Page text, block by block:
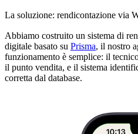
La soluzione: rendicontazione via
Abbiamo costruito un sistema di
digitale basato su Prisma, il nostro
funzionamento è semplice: il
il punto vendita, e il sistema
corretta dal database.